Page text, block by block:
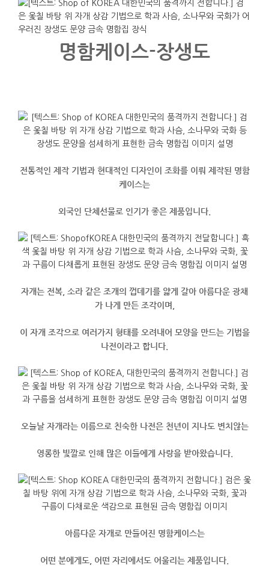
명함케이스-장생도
전통적인 제작 기법과 현대적인 디자인이 조화를 이뤄 제작된 명함
케이스는
외국인 단체선물로 인기가 좋은 제품입니다.
자개는 전복, 소라 같은 조개의 껍데기를 얇게 갈아 아름다운 광채
가 나게 만든 조각이며,
이 자개 조각으로 여러가지 형태를 오려내어 모양을 만드는 기법을
나전이라고 합니다.
오늘날 자개라는 이름으로 친숙한 나전은 천년이 지나도 변치않는
영롱한 빛깔로 인해 많은 이들에게 사랑을 받아왔습니다.
아름다운 자개로 만들어진 명함케이스는
어떤 분에게도, 어떤 자리에서도 어울리는 제품입니다.